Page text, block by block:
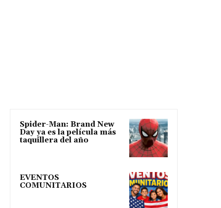
Spider-Man: Brand New
Day ya es la película más
taquillera del año
EVENTOS
COMUNITARIOS